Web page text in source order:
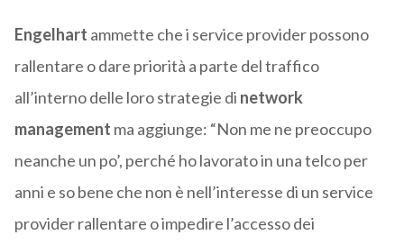
Engelhart ammette che i service provider possono
rallentare o dare priorità a parte del traffico
all’interno delle loro strategie di network
management ma aggiunge: “Non me ne preoccupo
neanche un po’, perché ho lavorato in una telco per
anni e so bene che non è nell’interesse di un service
provider rallentare o impedire l’accesso dei